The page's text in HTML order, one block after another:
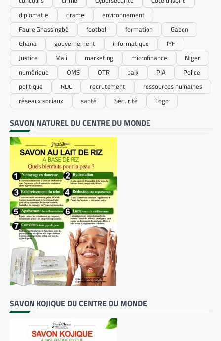
diplomatie
drame
environnement
Faure Gnassingbé
football formation
Gabon
Ghana
gouvernement informatique
IYF
Justice
Mali marketing microfinance
Niger
numérique
OMS OTR paix PIA
Police
politique
RDC recrutement
ressources humaines
réseaux sociaux
santé Sécurité Togo
SAVON NATUREL DU CENTRE DU MONDE
SAVON KOJIQUE DU CENTRE DU MONDE